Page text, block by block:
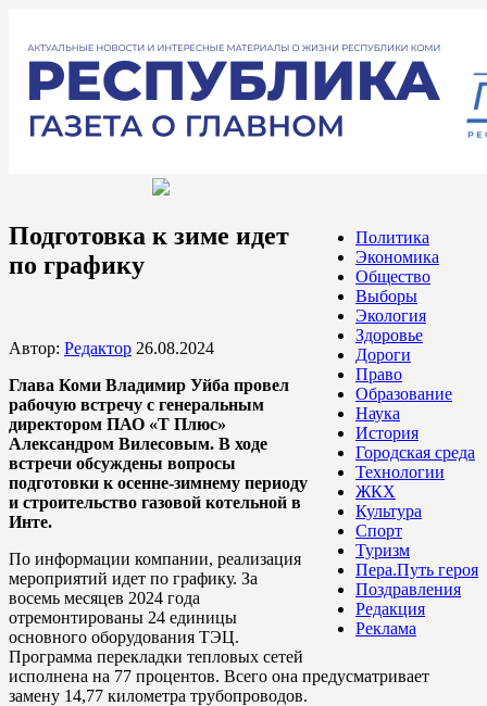
Политика
Экономика
Общество
Выборы
Экология
Здоровье
Дороги
Право
Образование
Наука
История
Городская среда
Технологии
ЖКХ
Культура
Спорт
Туризм
Пера.Путь героя
Поздравления
Редакция
Реклама
Подготовка к зиме идет
по графику
Автор: Редактор 26.08.2024
Глава Коми Владимир Уйба провел
рабочую встречу с генеральным
директором ПАО «Т Плюс»
Александром Вилесовым. В ходе
встречи обсуждены вопросы
подготовки к осенне-зимнему периоду
и строительство газовой котельной в
Инте.
По информации компании, реализация
мероприятий идет по графику. За
восемь месяцев 2024 года
отремонтированы 24 единицы
основного оборудования ТЭЦ.
Программа перекладки тепловых сетей
исполнена на 77 процентов. Всего она предусматривает
замену 14,77 километра трубопроводов.